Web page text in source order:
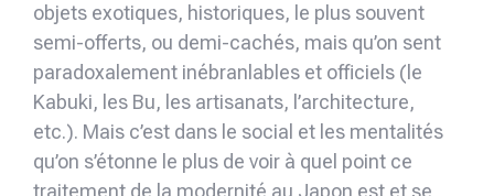
objets exotiques, historiques, le plus souvent
semi-offerts, ou demi-cachés, mais qu’on sent
paradoxalement inébranlables et officiels (le
Kabuki, les Bu, les artisanats, l’architecture,
etc.). Mais c’est dans le social et les mentalités
qu’on s’étonne le plus de voir à quel point ce
traitement de la modernité au Japon est et se